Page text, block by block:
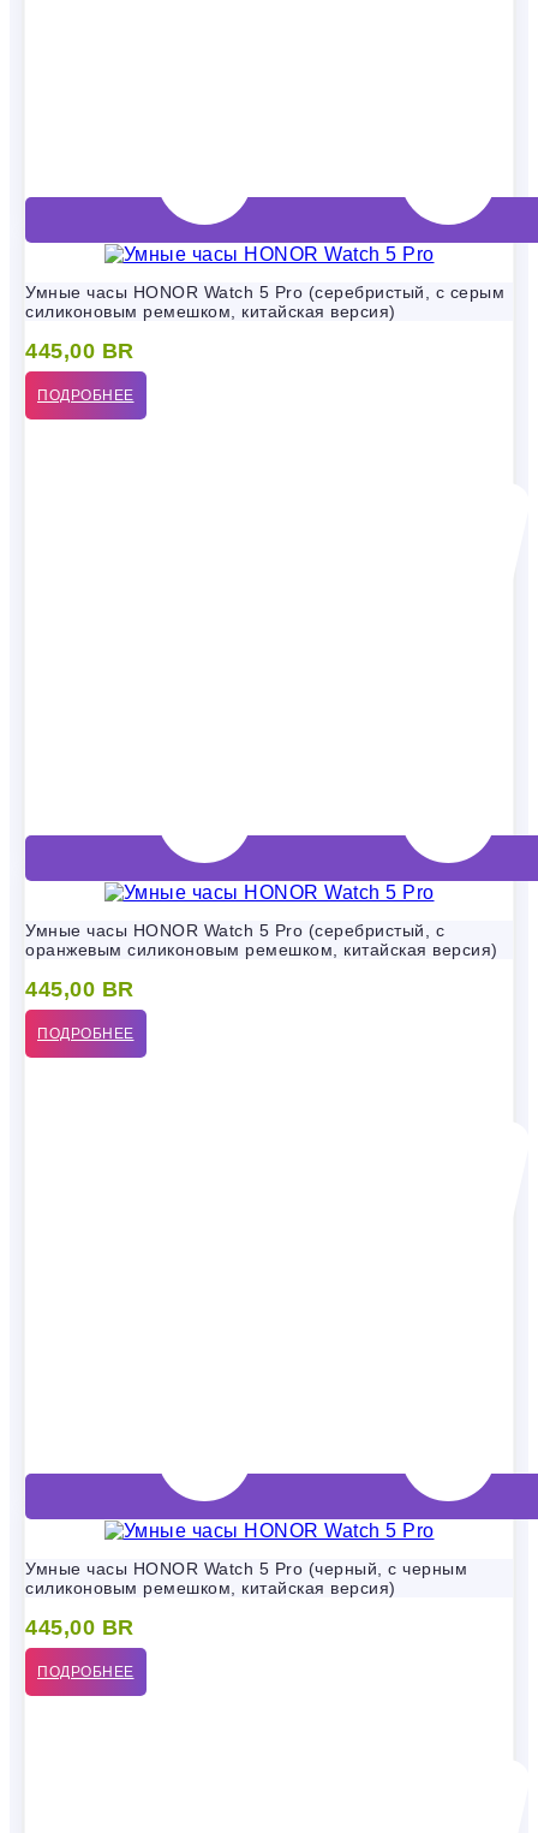
Умные часы HONOR Watch 5 Pro (серебристый, с серым
силиконовым ремешком, китайская версия)
445,00 BR
ПОДРОБНЕЕ
Умные часы HONOR Watch 5 Pro (серебристый, с
оранжевым силиконовым ремешком, китайская версия)
445,00 BR
ПОДРОБНЕЕ
Умные часы HONOR Watch 5 Pro (черный, с черным
силиконовым ремешком, китайская версия)
445,00 BR
ПОДРОБНЕЕ